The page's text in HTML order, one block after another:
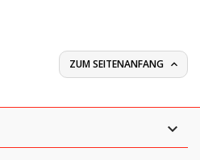
ZUM SEITENANFANG 
